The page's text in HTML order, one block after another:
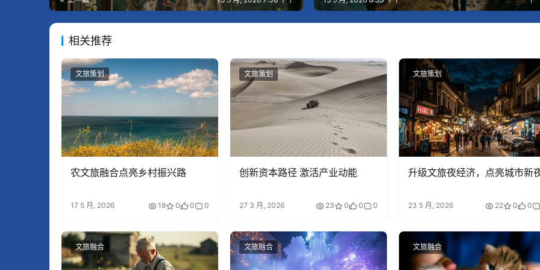
相关推荐
文旅策划
农文旅融合点亮乡村振兴路
17 5 月, 2026 18 0 0 0
文旅策划
创新资本路径 激活产业动能
27 3 月, 2026 23 0 0 0
文旅策划
升级文旅夜经济，点亮城市新
23 5 月, 2026 22 0 0
文旅融合 文旅融合 文旅融合